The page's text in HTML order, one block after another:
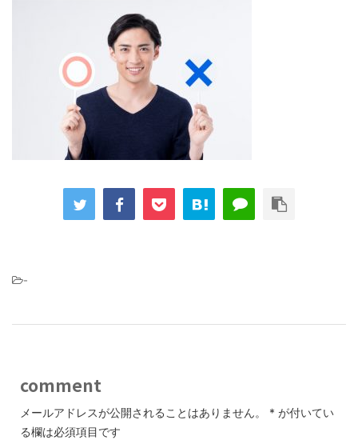
-
comment
メールアドレスが公開されることはありません。 * が付いてい
る欄は必須項目です